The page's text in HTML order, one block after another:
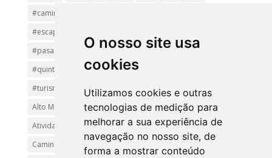
O nosso site usa
cookies
Utilizamos cookies e outras
tecnologias de medição para
melhorar a sua experiência de
navegação no nosso site, de
forma a mostrar conteúdo
#caminhadas
#escapadinha
#pasadiços
#passadiçosdovez
#penedageres
#quintalamosa
#religião
#turismoreligioso
#turismorural
#vianadocastelo
Alto Minho
Arcos de Valdevez.
Arcos Valdevez
Atividades e Passeios
aventura
Caminhadas e Passeio
Caminho de Santiago
Caminho Minhoto Ribeiro